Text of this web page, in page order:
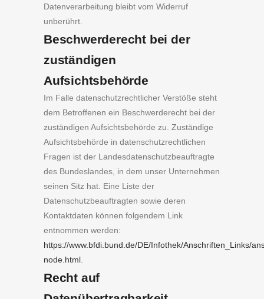
Datenverarbeitung bleibt vom Widerruf
unberührt.
Beschwerderecht bei der
zuständigen
Aufsichtsbehörde
Im Falle datenschutzrechtlicher Verstöße steht
dem Betroffenen ein Beschwerderecht bei der
zuständigen Aufsichtsbehörde zu. Zuständige
Aufsichtsbehörde in datenschutzrechtlichen
Fragen ist der Landesdatenschutzbeauftragte
des Bundeslandes, in dem unser Unternehmen
seinen Sitz hat. Eine Liste der
Datenschutzbeauftragten sowie deren
Kontaktdaten können folgendem Link
entnommen werden:
https://www.bfdi.bund.de/DE/Infothek/Anschriften_Links/
node.html
Recht auf